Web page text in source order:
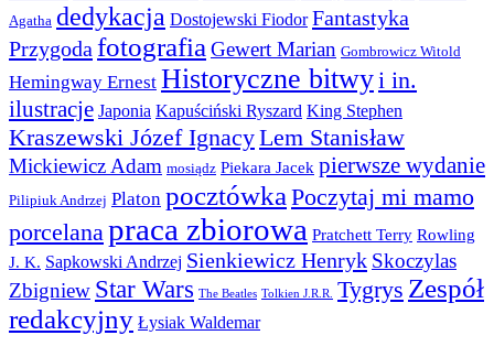
Agatha dedykacja Dostojewski Fiodor Fantastyka
Przygodafotografia Gewert Marian Gombrowicz Witold
Hemingway Ernest Historyczne bitwyi in.
ilustracje Japonia Kapuściński Ryszard King Stephen
Kraszewski Józef IgnacyLem Stanisław
Mickiewicz Adam mosiądz Piekara Jacek pierwsze wydanie
Pilipiuk Andrzej Platon pocztówka Poczytaj mi mamo
porcelanapraca zbiorowa Pratchett Terry Rowling
J. K. Sapkowski Andrzej Sienkiewicz Henryk Skoczylas
Zbigniew Star Wars The Beatles Tolkien J.R.R. Tygrys Zespół
redakcyjny Łysiak Waldemar